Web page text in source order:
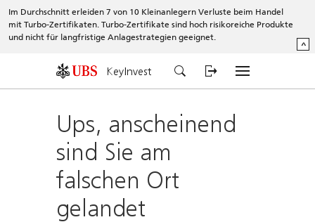
Im Durchschnitt erleiden 7 von 10 Kleinanlegern Verluste beim Handel
mit Turbo-Zertifikaten. Turbo-Zertifikate sind hoch risikoreiche Produkte
und nicht für langfristige Anlagestrategien geeignet.
^
KeyInvest
Ups, anscheinend
sind Sie am
falschen Ort
gelandet